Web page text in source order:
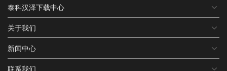
泰科汉泽下载中心
关于我们
新闻中心
联系我们